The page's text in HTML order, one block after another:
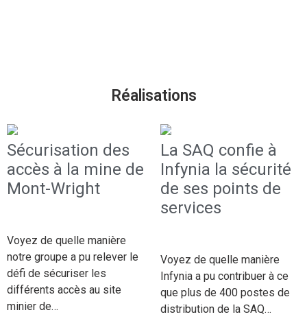
Réalisations
Sécurisation des
accès à la mine de
Mont-Wright
Voyez de quelle manière
notre groupe a pu relever le
défi de sécuriser les
différents accès au site
minier de…
La SAQ confie à
Infynia la sécurité
de ses points de
services
Voyez de quelle manière
Infynia a pu contribuer à ce
que plus de 400 postes de
distribution de la SAQ…